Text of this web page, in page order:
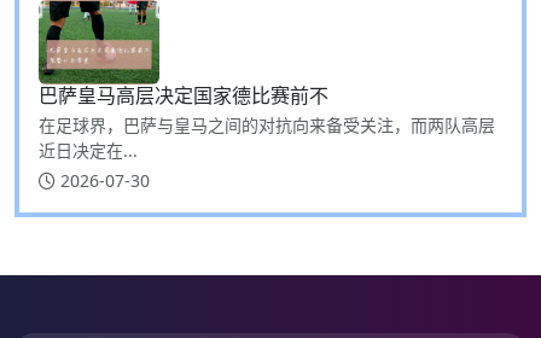
巴萨皇马高层决定国家德比赛前不
在足球界，巴萨与皇马之间的对抗向来备受关注，而两队高层
近日决定在...
2026-07-30